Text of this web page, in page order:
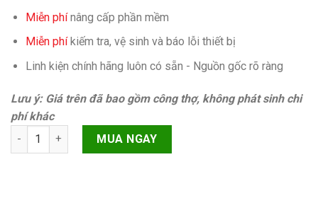
Miễn phínâng cấp phần mềm
Miễn phíkiếm tra, vệ sinh và báo lỗi thiết bị
Linh kiện chính hãng luôn có sẵn - Nguồn gốc rõ ràng
Lưu ý: Giá trên đã bao gồm công thợ, không phát sinh chi
phí khác
Tim bút Apple Pencil 2 quantity
MUA NGAY